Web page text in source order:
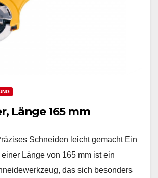
Länge 165 mm
Schneiden leicht gemacht Ein
Länge von 165 mm ist ein
das sich besonders